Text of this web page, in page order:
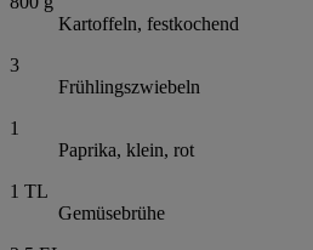
Kartoffeln, festkochend
3
Frühlingszwiebeln
1
Paprika, klein, rot
1 TL
Gemüsebrühe